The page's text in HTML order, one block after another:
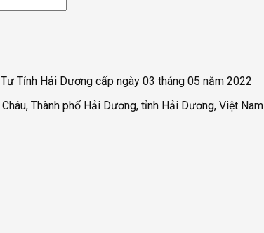
Tỉnh Hải Dương cấp ngày 03 tháng 05 năm 2022
Thành phố Hải Dương, tỉnh Hải Dương, Việt Nam